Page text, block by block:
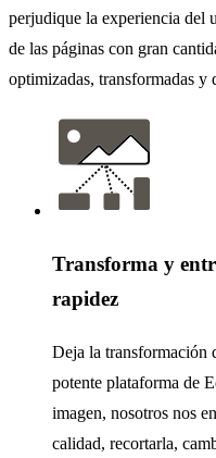
perjudique la experiencia del
de las páginas con gran
optimizadas, transformadas y
Transforma y
rapidez
Deja la transformación
potente plataforma de
imagen, nosotros nos
calidad, recortarla,